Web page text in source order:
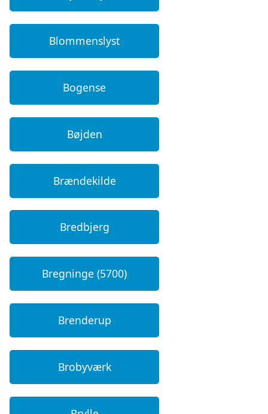
Blommenslyst
Bogense
Bøjden
Brændekilde
Bredbjerg
Bregninge (5700)
Brenderup
Brobyværk